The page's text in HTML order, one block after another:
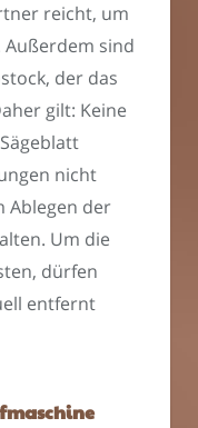
reicht, um
Außerdem sind
der das
gilt: Keine
nicht
Ablegen der
Um die
dürfen
entfernt